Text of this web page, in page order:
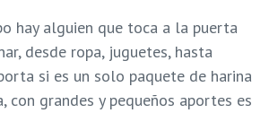
hay alguien que toca a la puerta
desde ropa, juguetes, hasta
si es un solo paquete de harina
con grandes y pequeños aportes es